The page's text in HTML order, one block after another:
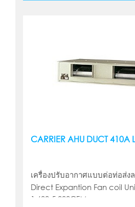
CARRIER AHU DUCT 410A
เครื่องปรับอากาศแบบต่อท่อส่ง
Direct Expantion Fan coil
1,600-5,000CFM